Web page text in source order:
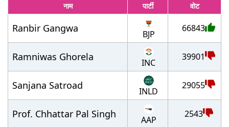
नाम पार्टी वोट
Ranbir Gangwa BJP
66843
Ramniwas Ghorela INC
39901
Sanjana Satroad INLD
29055
Prof. Chhattar Pal Singh AAP
2543